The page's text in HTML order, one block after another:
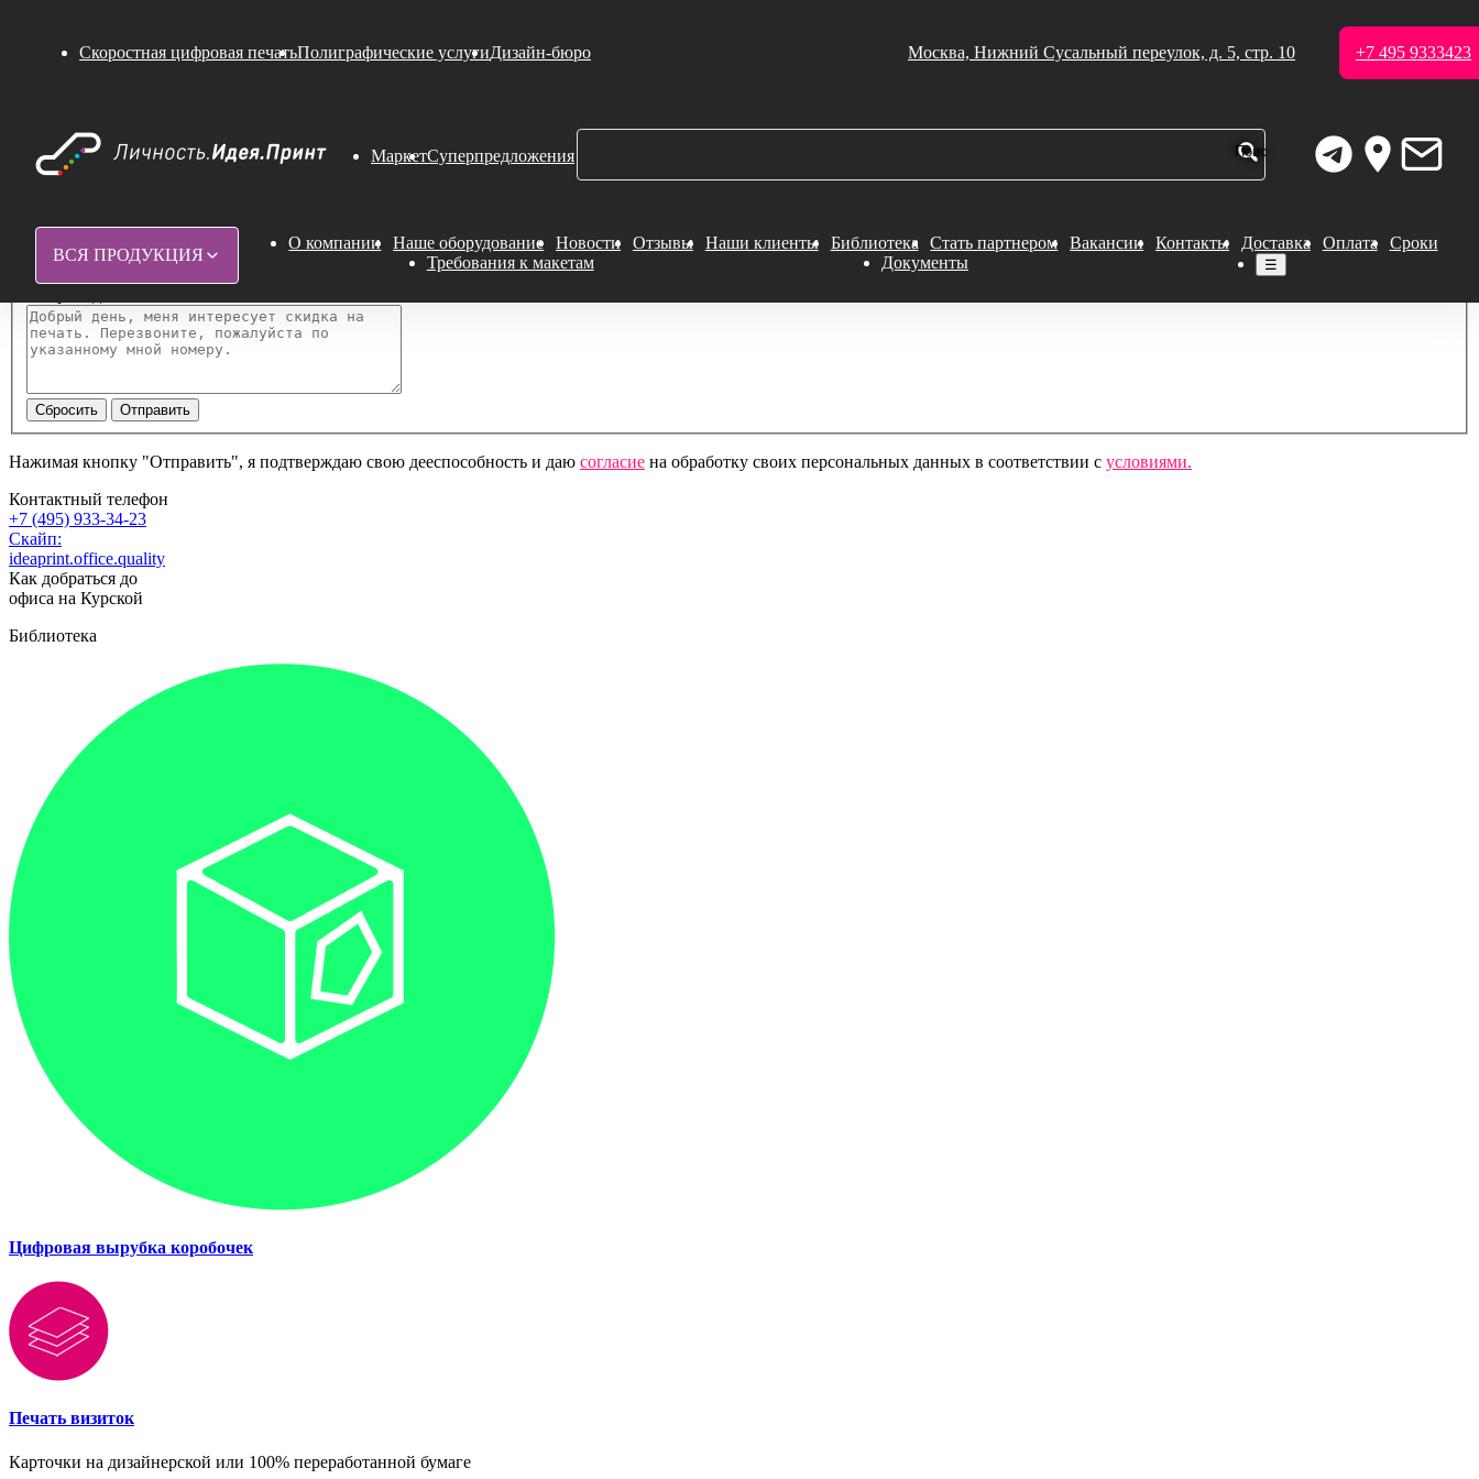
Название компании
Ваш телефон
Ваш email*
Нажимая кнопку "Отправить", я подтверждаю свою дееспособность и даю согласие на обработку своих персональных данных в соответствии с условиями.
Контактный телефон
+7 (495) 933-34-23
Скайп:
ideaprint.office.quality
Как добраться до
офиса на Курской
Скоростная цифровая печатьПолиграфические услугиДизайн-бюро Москва, Нижний Сусальный переулок, д. 5, стр. 10 +7 495 9333423
МаркетСуперпредложения
ВСЯ ПРОДУКЦИЯ
О компании Наше оборудование Новости Отзывы Наши клиенты Библиотека Стать партнером Вакансии Контакты Доставка Оплата
Сроки
Требования к макетам
Документы ☰
Библиотека
Цифровая вырубка коробочек
Печать визиток
Карточки на дизайнерской или 100% переработанной бумаге